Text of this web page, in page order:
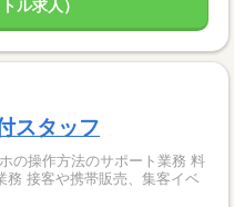
ル求人）
スタッフ
の操作方法のサポート業務 料
務 接客や携帯販売、集客イベ